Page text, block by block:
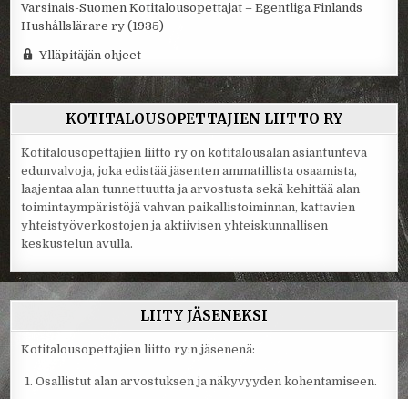
Varsinais-Suomen Kotitalousopettajat – Egentliga Finlands
Hushållslärare ry (1935)
Ylläpitäjän ohjeet
KOTITALOUSOPETTAJIEN LIITTO RY
Kotitalousopettajien liitto ry on kotitalousalan asiantunteva
edunvalvoja, joka edistää jäsenten ammatillista osaamista,
laajentaa alan tunnettuutta ja arvostusta sekä kehittää alan
toimintaympäristöjä vahvan paikallistoiminnan, kattavien
yhteistyöverkostojen ja aktiivisen yhteiskunnallisen
keskustelun avulla.
LIITY JÄSENEKSI
Kotitalousopettajien liitto ry:n jäsenenä:
Osallistut alan arvostuksen ja näkyvyyden kohentamiseen.